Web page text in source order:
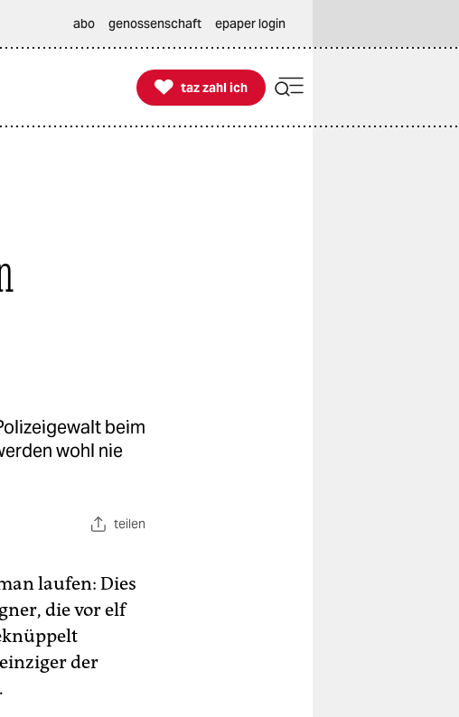
abo genossenschaft epaper login

taz zahl ich
taz zahl ich
beim
wohl nie
teilen
laufen: Dies
die vor elf
der